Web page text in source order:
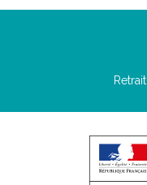
Retrait